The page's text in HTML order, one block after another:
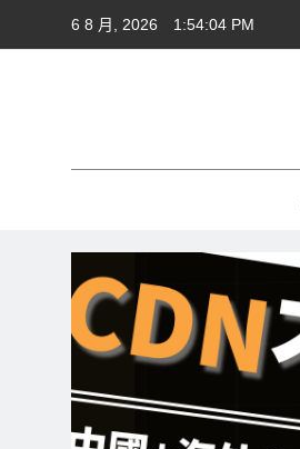
6 8 月, 2026 1:54:05 PM